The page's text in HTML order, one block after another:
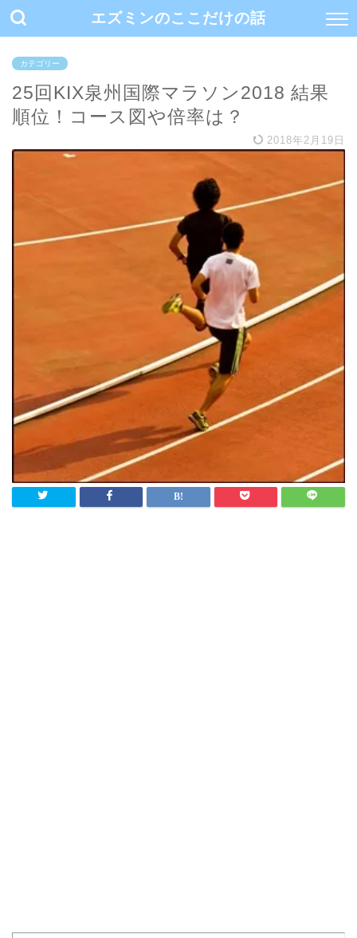
エズミンのここだけの話
カテゴリー
25回KIX泉州国際マラソン2018 結果
順位！コース図や倍率は？
2018年2月19日